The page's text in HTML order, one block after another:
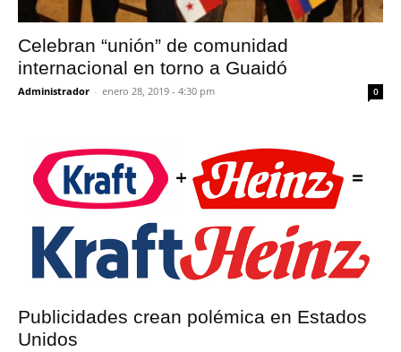
Celebran “unión” de comunidad
internacional en torno a Guaidó
Administrador - enero 28, 2019 - 4:30 pm 0
Publicidades crean polémica en Estados
Unidos